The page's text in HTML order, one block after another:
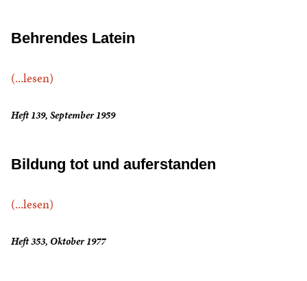
Behrendes Latein
(...lesen)
Heft 139, September 1959
Bildung tot und auferstanden
(...lesen)
Heft 353, Oktober 1977